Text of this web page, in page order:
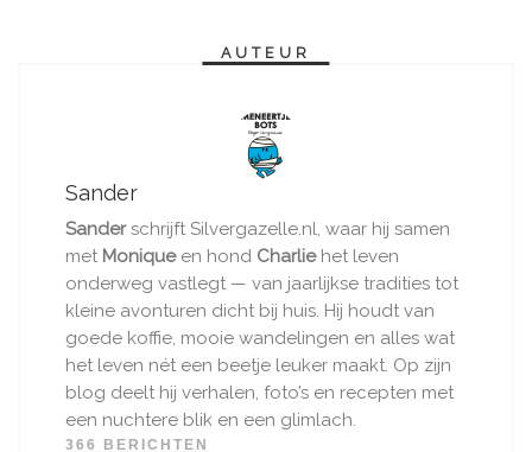
AUTEUR
Sander
Sanderschrijft Silvergazelle.nl, waar hij samen
met Moniqueen hond Charliehet leven
onderweg vastlegt — van jaarlijkse tradities tot
kleine avonturen dicht bij huis. Hij houdt van
goede koffie, mooie wandelingen en alles wat
het leven nét een beetje leuker maakt. Op zijn
blog deelt hij verhalen, foto’s en recepten met
een nuchtere blik en een glimlach.
366 BERICHTEN